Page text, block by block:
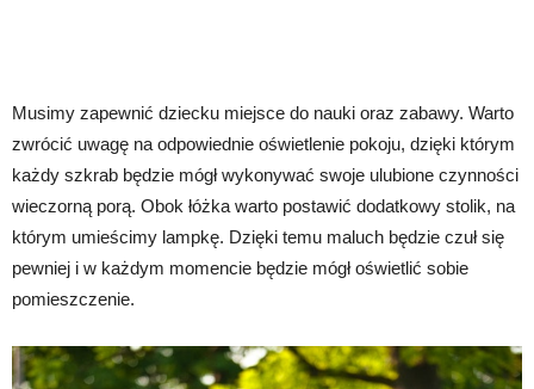
Musimy zapewnić dziecku miejsce do nauki oraz zabawy. Warto
zwrócić uwagę na odpowiednie oświetlenie pokoju, dzięki którym
każdy szkrab będzie mógł wykonywać swoje ulubione czynności
wieczorną porą. Obok łóżka warto postawić dodatkowy stolik, na
którym umieścimy lampkę. Dzięki temu maluch będzie czuł się
pewniej i w każdym momencie będzie mógł oświetlić sobie
pomieszczenie.